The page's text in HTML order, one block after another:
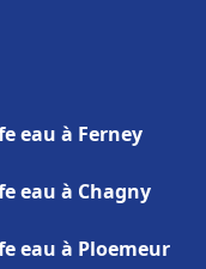
eau à Ferney
eau à Chagny
eau à Ploemeur